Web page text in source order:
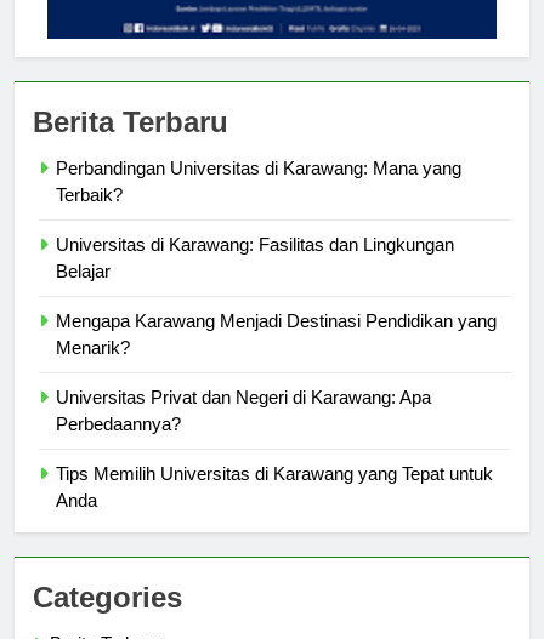
Perbandingan Universitas di Karawang: Mana yang
Universitas di Karawang: Fasilitas dan Lingkungan
Mengapa Karawang Menjadi Destinasi Pendidikan yang
Universitas Privat dan Negeri di Karawang: Apa
Tips Memilih Universitas di Karawang yang Tepat untuk
Categories